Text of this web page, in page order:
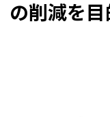
の削減を